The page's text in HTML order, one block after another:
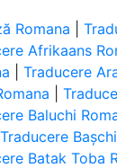
Romana |
Afrikaans
|Traducere
|
Baluchi
Traducere
Batak Toba